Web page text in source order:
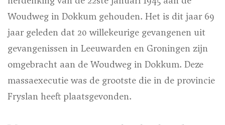
Woudweg in Dokkum gehouden. Het is dit jaar 69
jaar geleden dat 20 willekeurige gevangenen uit
gevangenissen in Leeuwarden en Groningen zijn
omgebracht aan de Woudweg in Dokkum. Deze
massaexecutie was de grootste die in de provincie
Fryslan heeft plaatsgevonden.